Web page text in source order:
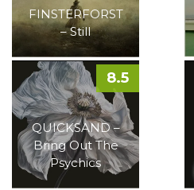
FINSTERFORST
– Still
QUICKSAND –
Bring Out The
Psychics
8.5